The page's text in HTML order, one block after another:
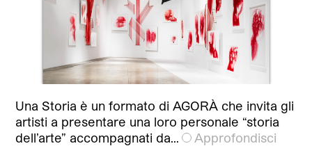
Una Storia è un formato di AGORÀ che invita gli
artisti a presentare una loro personale “storia
dell’arte” accompagnati da…
Approfondisci